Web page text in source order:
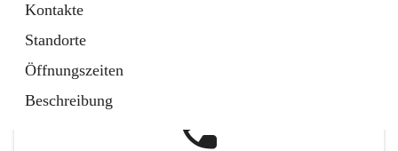
Kontakte
Standorte
Öffnungszeiten
Beschreibung